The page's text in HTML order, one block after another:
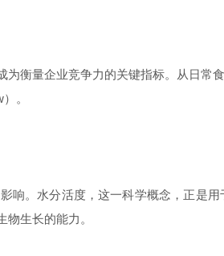
衡量企业竞争力的关键指标。从日
）。
响。水分活度，这一科学概念，正是
生长的能力。